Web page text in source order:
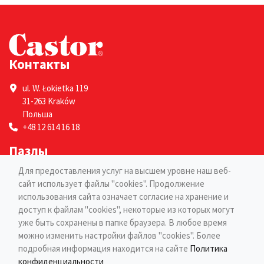
Контакты
ul. W. Łokietka 119
31-263 Kraków
Польша
+48 12 614 16 18
Пазлы
Для взрослых
Для детей
Страницы
Блог
Контакты
Для предоставления услуг на высшем уровне наш веб-
сайт использует файлы "cookies". Продолжение
использования сайта означает согласие на хранение и
доступ к файлам "cookies", некоторые из которых могут
уже быть сохранены в папке браузера. В любое время
можно изменить настройки файлов "cookies". Более
подробная информация находится на сайте Политика
конфиденциальности